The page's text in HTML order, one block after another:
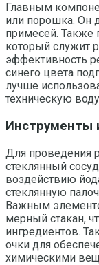
Главным
или порошка. Он
примесей. Также
который служит
эффективность
синего цвета
лучше
техническую
Инструменты
Для проведения
стеклянный
воздействию
стеклянную
Важным
мерный стакан,
ингредиентов.
очки для
химическими